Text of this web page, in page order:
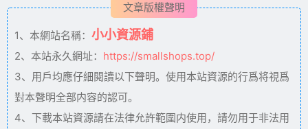
文章版權聲明
1、本網站名稱： 小小資源鋪
2、本站永久網址： https://smallshops.top/
3、用戶均應仔細閱讀以下聲明。使用本站資源的行爲将視爲
對本聲明全部内容的認可。
4、下載本站資源請在法律允許範圍内使用，請勿用于非法用